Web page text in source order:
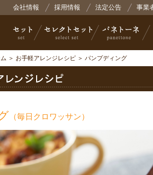
株式会社コモ
セット セレクトセット
会社情報 採用情報 法定公告 事業
＞ お手軽アレンジレシピ ＞ パンプディング
（毎日クロワッサン）